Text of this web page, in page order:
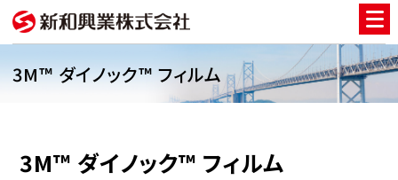
3M™ ダイノック™ フィルム
3M™ ダイノック™ フィルム